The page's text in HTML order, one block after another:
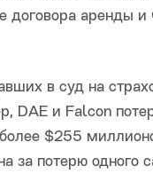
аренды
в суд на
DAE и Falcon
$255
за потерю одного